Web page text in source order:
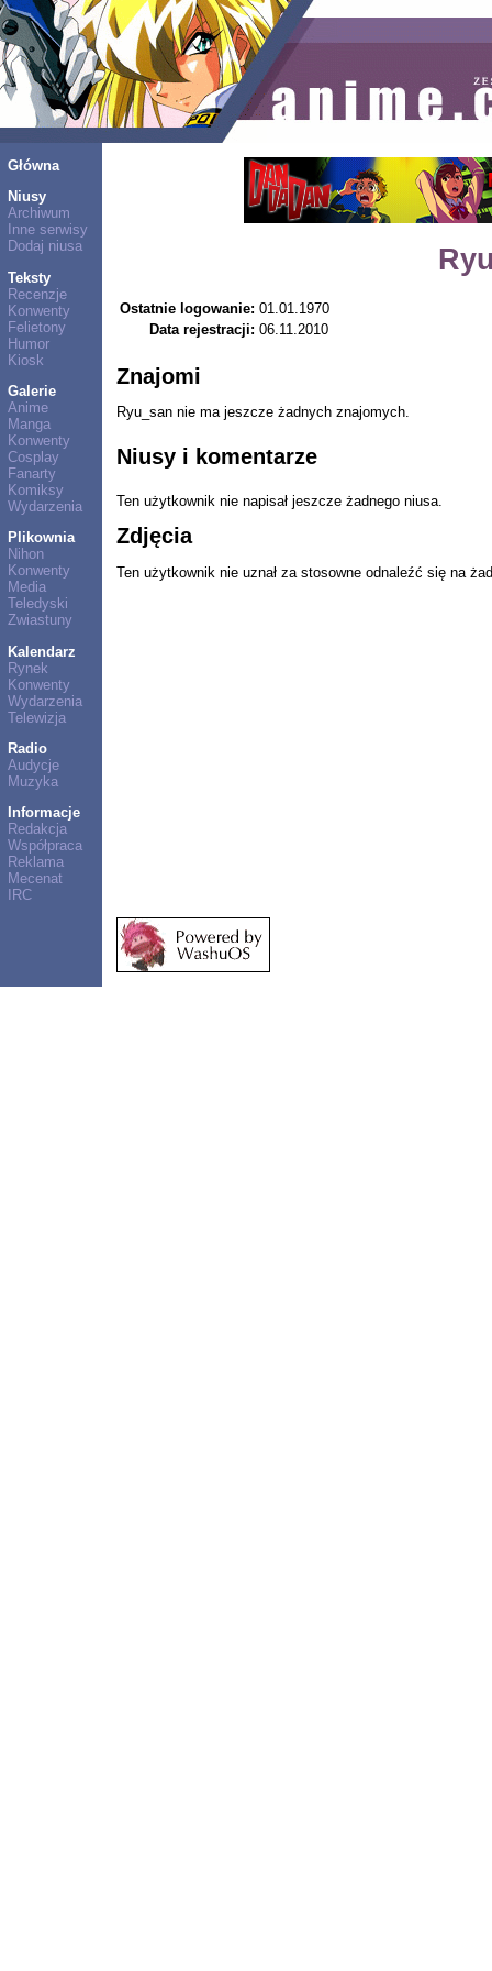
Główna
Niusy
Archiwum
Inne serwisy
Dodaj niusa
Teksty
Recenzje
Konwenty
Felietony
Humor
Kiosk
Galerie
Anime
Manga
Konwenty
Cosplay
Fanarty
Komiksy
Wydarzenia
Plikownia
Nihon
Konwenty
Media
Teledyski
Zwiastuny
Kalendarz
Rynek
Konwenty
Wydarzenia
Telewizja
Radio
Audycje
Muzyka
Informacje
Redakcja
Współpraca
Reklama
Mecenat
IRC
Ostatnie logowanie: 01.01.1970
Data rejestracji: 06.11.2010
Znajomi
Ryu_san nie ma jeszcze żadnych znajomych.
Niusy i komentarze
Ten użytkownik nie napisał jeszcze żadnego niusa.
Zdjęcia
Ten użytkownik nie uznał za stosowne odnaleźć się na